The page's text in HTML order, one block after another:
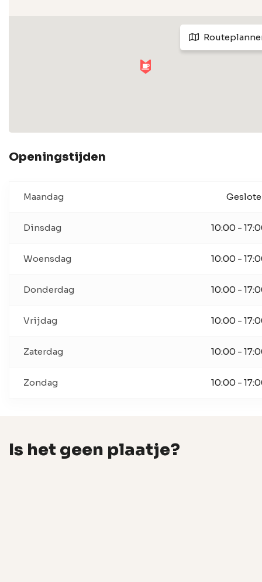
Openingstijden
Maandag
Dinsdag 10:00 -
Woensdag 10:00 -
Donderdag 10:00 -
Vrijdag 10:00 -
Zaterdag 10:00 -
Zondag 10:00 -
Is het geen plaatje?